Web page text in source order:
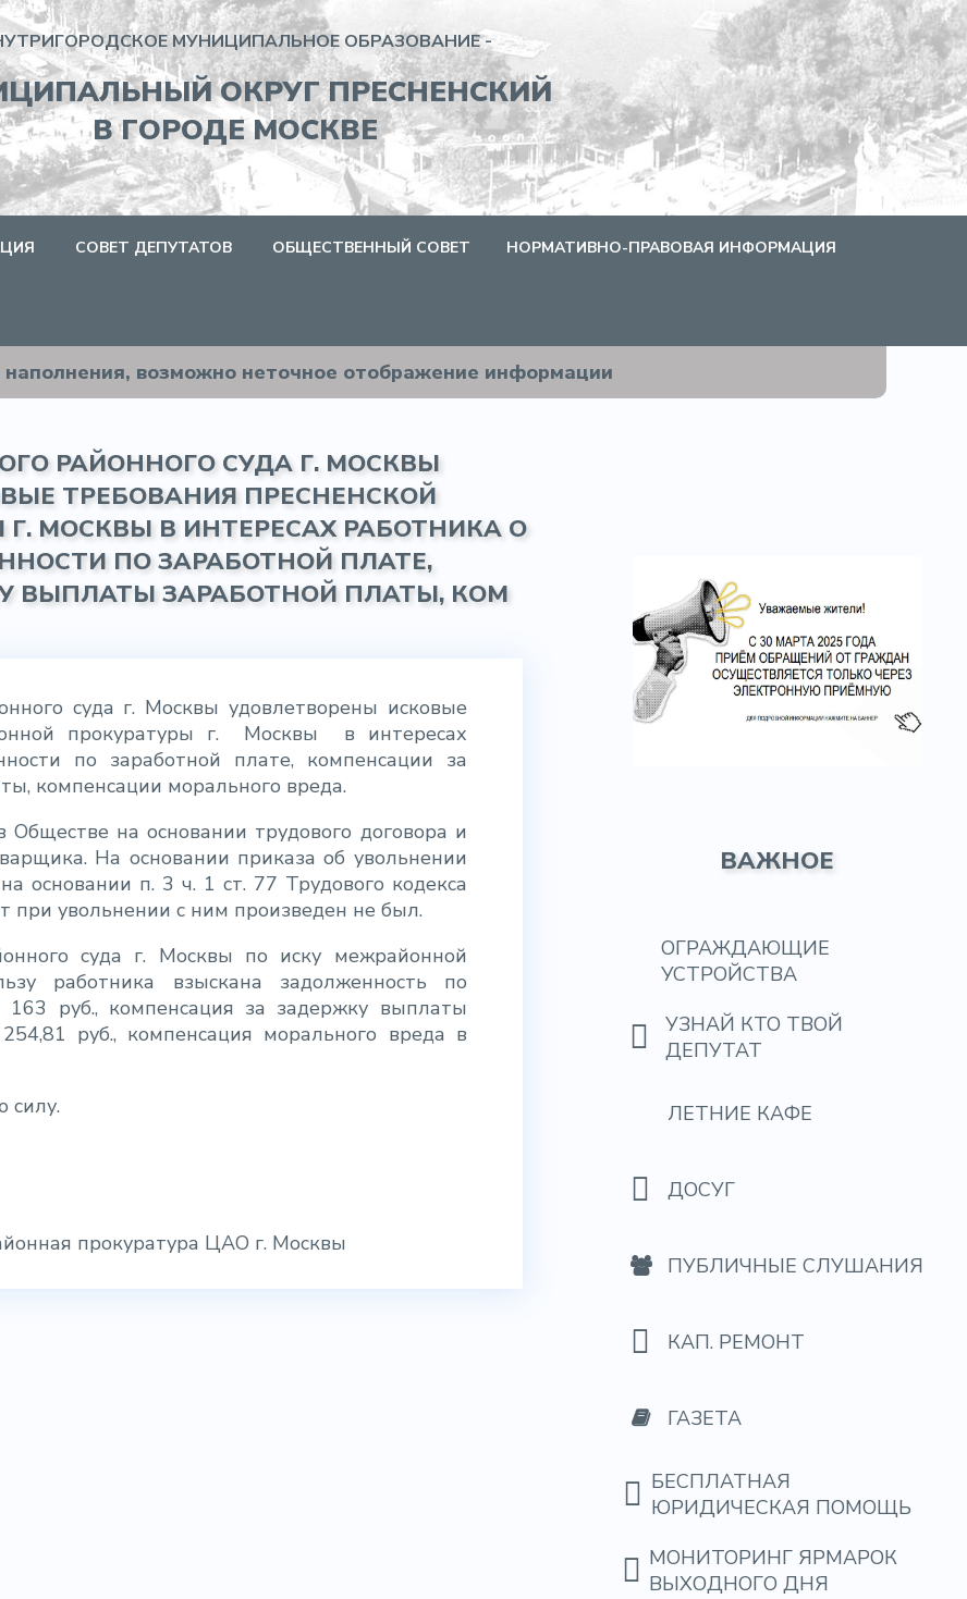
МУНИЦИПАЛЬНОЕ ОБРАЗОВАНИЕ -
ОКРУГ ПРЕСНЕНСКИЙ
В ГОРОДЕ МОСКВЕ
СОВЕТ ДЕПУТАТОВ ОБЩЕСТВЕННЫЙ СОВЕТ НОРМАТИВНО-ПРАВОВАЯ ИНФОРМАЦИЯ
наполнения, возможно неточное отображение информации
РАЙОННОГО СУДА Г. МОСКВЫ
ТРЕБОВАНИЯ ПРЕСНЕНСКОЙ
МОСКВЫ В ИНТЕРЕСАХ РАБОТНИКА О
ПО ЗАРАБОТНОЙ ПЛАТЕ,
ВЫПЛАТЫ ЗАРАБОТНОЙ ПЛАТЫ, КОМ
суда г. Москвы удовлетворены исковые
прокуратуры г.
Москвы
в интересах
по заработной плате, компенсации за
компенсации морального вреда.
Обществе на основании трудового договора и
На основании приказа об увольнении
основании п. 3 ч. 1 ст. 77 Трудового кодекса
при увольнении с ним произведен не был.
суда г. Москвы по иску межрайонной
работника взыскана задолженность по
руб., компенсация за задержку выплаты
руб., компенсация морального вреда в
силу.
прокуратура ЦАО г. Москвы
ВАЖНОЕ
ОГРАЖДАЮЩИЕ
УСТРОЙСТВА
УЗНАЙ КТО ТВОЙ
ДЕПУТАТ
ЛЕТНИЕ КАФЕ
ДОСУГ
ПУБЛИЧНЫЕ СЛУШАНИЯ
КАП. РЕМОНТ
ГАЗЕТА
БЕСПЛАТНАЯ
ЮРИДИЧЕСКАЯ ПОМОЩЬ
МОНИТОРИНГ ЯРМАРОК
ВЫХОДНОГО ДНЯ